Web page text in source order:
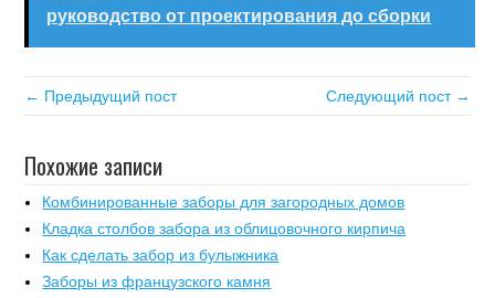
руководство от проектирования до сборки
← Предыдущий пост Следующий пост →
Похожие записи
Комбинированные заборы для загородных домов
Кладка столбов забора из облицовочного кирпича
Как сделать забор из булыжника
Заборы из французского камня